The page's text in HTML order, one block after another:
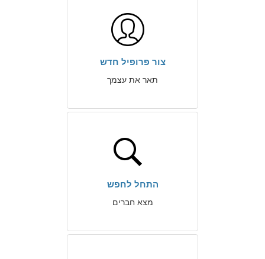
צור פרופיל חדש
תאר את עצמך
התחל לחפש
מצא חברים